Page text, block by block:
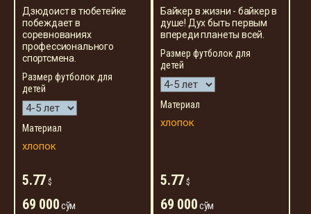
Дзюдоист в тюбетейке
побеждает в
соревнованиях
профессионального
спортсмена.
Размер футболок для
детей
Материал
хлопок
5.77 $
69 000сўм
Байкер в жизни - байкер в
душе! Дух быть первым
впереди планеты всей.
Размер футболок для
детей
Материал
хлопок
5.77 $
69 000сўм